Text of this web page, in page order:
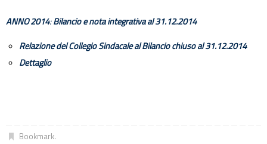
ANNO 2014:Bilancio e nota integrativa al 31.12.2014
Relazione del Collegio Sindacale al Bilancio chiuso al 31.12.2014
Dettaglio
Bookmark.